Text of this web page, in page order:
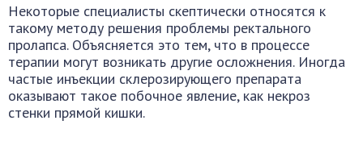
Некоторые специалисты скептически относятся к
такому методу решения проблемы ректального
пролапса. Объясняется это тем, что в процессе
терапии могут возникать другие осложнения. Иногда
частые инъекции склерозирующего препарата
оказывают такое побочное явление, как некроз
стенки прямой кишки.